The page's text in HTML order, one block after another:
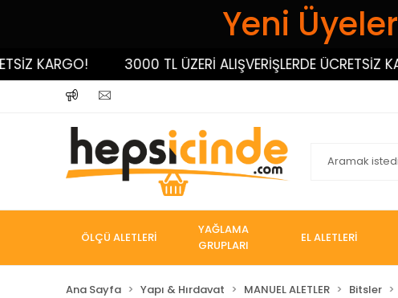
Yeni
KARGO! 3000 TL ÜZERİ ALIŞVERİŞLERDE ÜCRETSİZ
ÖLÇÜ ALETLERİ
YAĞLAMA
GRUPLARI
EL ALETLERİ
Ana Sayfa Yapı & Hırdavat MANUEL ALETLER Bitsler